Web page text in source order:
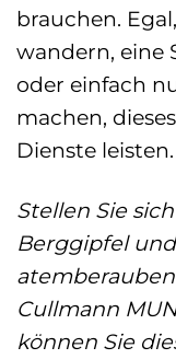
brauchen.
wandern, eine
oder einfach
machen,
Dienste leisten.
Stellen Sie
Berggipfel
Cullmann
können Sie